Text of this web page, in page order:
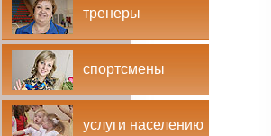
тренеры
спортсмены
услуги населению